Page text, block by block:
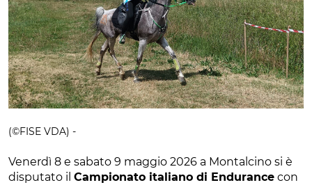
(©FISE VDA) -
Venerdì 8 e sabato 9 maggio 2026 a Montalcino si è
disputato il Campionato italiano di Endurance con